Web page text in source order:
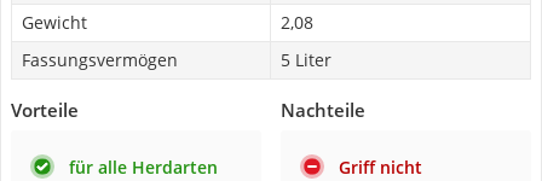
Gewicht
2,08
Fassungsvermögen
5 Liter
Vorteile
für alle Herdarten
Nachteile
Griff nicht